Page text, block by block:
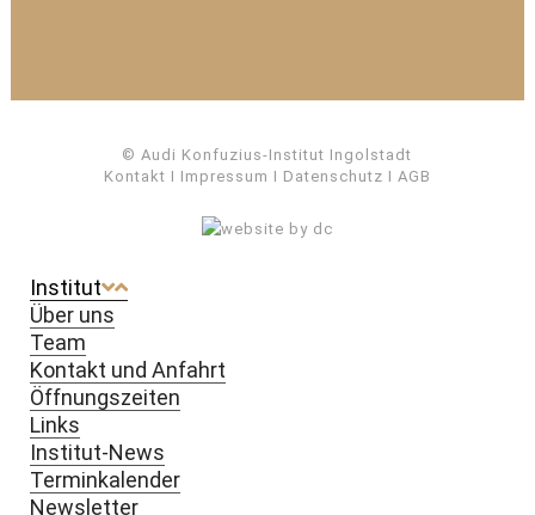
© Audi Konfuzius-Institut Ingolstadt
Kontakt I Impressum I Datenschutz I AGB
Institut
Über uns
Team
Kontakt und Anfahrt
Öffnungszeiten
Links
Institut-News
Terminkalender
Newsletter